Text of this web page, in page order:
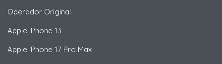
Operador Original
Apple iPhone 13
Apple iPhone 17 Pro Max